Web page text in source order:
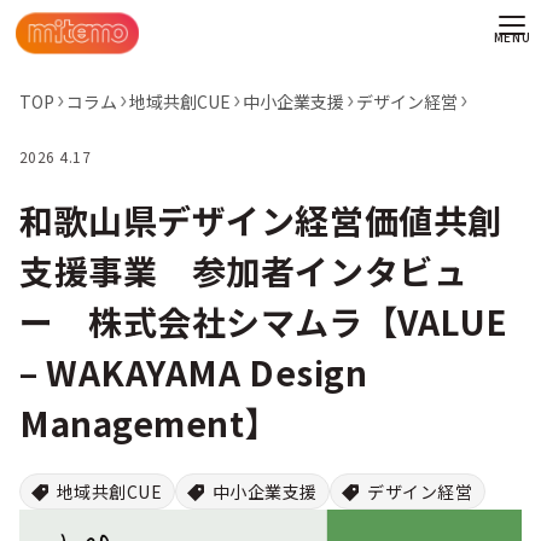
TOP コラム 地域共創CUE 中小企業支援 デザイン経営
2026 4.17
和歌山県デザイン経営価値共創
支援事業 参加者インタビュ
ー 株式会社シマムラ【VALUE
– WAKAYAMA Design
Management】
地域共創CUE 中小企業支援 デザイン経営